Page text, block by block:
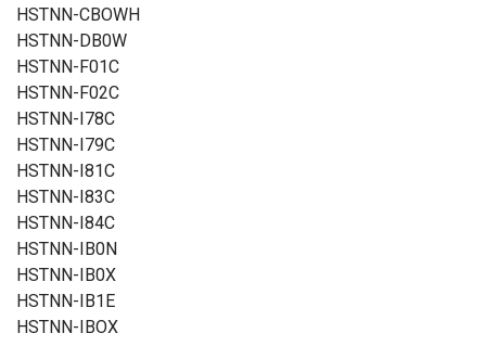
HSTNN-CBOWH
HSTNN-DB0W
HSTNN-F01C
HSTNN-F02C
HSTNN-I78C
HSTNN-I79C
HSTNN-I81C
HSTNN-I83C
HSTNN-I84C
HSTNN-IB0N
HSTNN-IB0X
HSTNN-IB1E
HSTNN-IBOX